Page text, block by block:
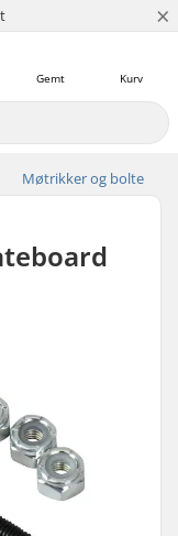
×
Kurv
Gemt
Møtrikker og bolte